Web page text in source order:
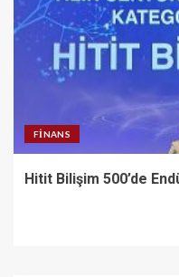
FINANS
Hitit Bilişim 500’de